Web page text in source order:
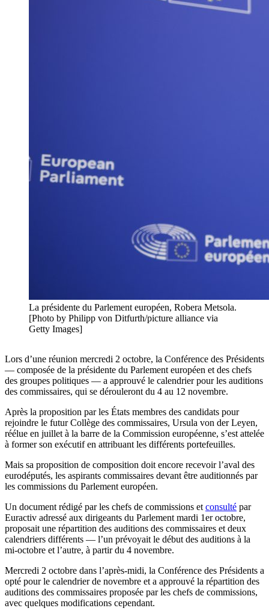
La présidente du Parlement européen, Robera Metsola.
[Photo by Philipp von Ditfurth/picture alliance via
Getty Images]
Lors d’une réunion mercredi 2 octobre, la Conférence des Présidents
— composée de la présidente du Parlement européen et des chefs
des groupes politiques — a approuvé le calendrier pour les auditions
des commissaires, qui se dérouleront du 4 au 12 novembre.
Après la proposition par les États membres des candidats pour
rejoindre le futur Collège des commissaires, Ursula von der Leyen,
réélue en juillet à la barre de la Commission européenne, s’est attelée
à former son exécutif en attribuant les différents portefeuilles.
Mais sa proposition de composition doit encore recevoir l’aval des
eurodéputés, les aspirants commissaires devant être auditionnés par
les commissions du Parlement européen.
Un document rédigé par les chefs de commissions et consulté par
Euractiv adressé aux dirigeants du Parlement mardi 1er octobre,
proposait une répartition des auditions des commissaires et deux
calendriers différents — l’un prévoyait le début des auditions à la
mi-octobre et l’autre, à partir du 4 novembre.
Mercredi 2 octobre dans l’après-midi, la Conférence des Présidents a
opté pour le calendrier de novembre et a approuvé la répartition des
auditions des commissaires proposée par les chefs de commissions,
avec quelques modifications cependant.